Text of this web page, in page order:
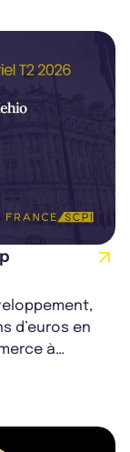
d’euros en
à